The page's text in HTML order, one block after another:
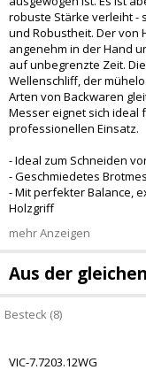
robuste Stärke verleiht -
und Robustheit. Der von
angenehm in der Hand
auf unbegrenzte Zeit.
Wellenschliff, der
Arten von Backwaren
Messer eignet sich ideal
professionellen Einsatz.
- Ideal zum Schneiden
- Geschmiedetes
- Mit perfekter Balance,
Holzgriff
mehr Anzeigen
Aus der
Besteck (8)
VIC-7.7203.12WG